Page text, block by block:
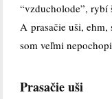
“vzducholode”, rybí
A prasačie uši,
som veľmi
Prasačie uši